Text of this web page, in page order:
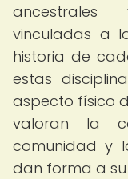
vinculadas a
historia de
estas
aspecto físico
valoran la
comunidad y
dan forma a